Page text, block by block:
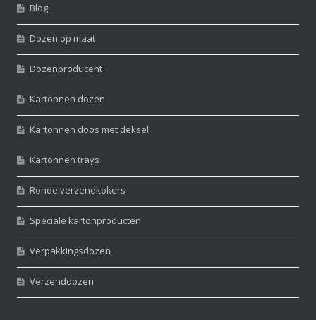
Blog
Dozen op maat
Dozenproducent
Kartonnen dozen
Kartonnen doos met deksel
Kartonnen trays
Ronde verzendkokers
Speciale kartonproducten
Verpakkingsdozen
Verzenddozen